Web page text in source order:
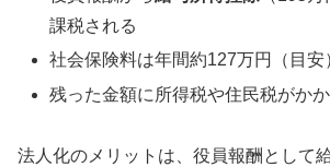
課税される
社会保険料は年間約127万円（目安
残った金額に所得税や住民税がか
法人化のメリットは、役員報酬として